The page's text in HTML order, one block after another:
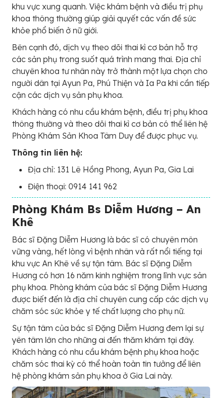
khu vực xung quanh. Việc khám bệnh và điều trị phụ
khoa thông thường giúp giải quyết các vấn đề sức
khỏe phổ biến ở nữ giới.
Bên cạnh đó, dịch vụ theo dõi thai kì cơ bản hỗ trợ
các sản phụ trong suốt quá trình mang thai. Địa chỉ
chuyên khoa tư nhân này trở thành một lựa chọn cho
người dân tại Ayun Pa, Phú Thiện và Ia Pa khi cần tiếp
cận các dịch vụ sản phụ khoa.
Khách hàng có nhu cầu khám bệnh, điều trị phụ khoa
thông thường và theo dõi thai kì cơ bản có thể liên hệ
Phòng Khám Sản Khoa Tâm Duy để được phục vụ.
Thông tin liên hệ:
Địa chỉ: 131 Lê Hồng Phong, Ayun Pa, Gia Lai
Điện thoại: 0914 141 962
Phòng Khám Bs Diễm Hương – An
Khê
Bác sĩ Đặng Diễm Hương là bác sĩ có chuyên môn
vững vàng, hết lòng vì bệnh nhân và rất nổi tiếng tại
khu vực An Khê về sự tận tâm. Bác sĩ Đặng Diễm
Hương có hơn 16 năm kinh nghiệm trong lĩnh vực sản
phụ khoa. Phòng khám của bác sĩ Đặng Diễm Hương
được biết đến là địa chỉ chuyên cung cấp các dịch vụ
chăm sóc sức khỏe y tế chất lượng cho phụ nữ.
Sự tận tâm của bác sĩ Đặng Diễm Hương đem lại sự
yên tâm lớn cho những ai đến thăm khám tại đây.
Khách hàng có nhu cầu khám bệnh phụ khoa hoặc
chăm sóc thai kỳ có thể hoàn toàn tin tưởng để liên
hệ phòng khám sản phụ khoa ở Gia Lai này.